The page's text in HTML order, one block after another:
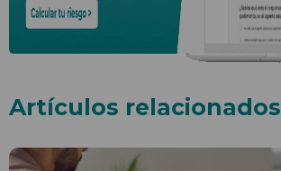
Artículos relacionados